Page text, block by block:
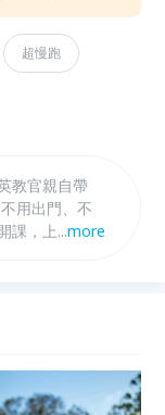
超慢跑
教官親自帶
課，上午班
...more